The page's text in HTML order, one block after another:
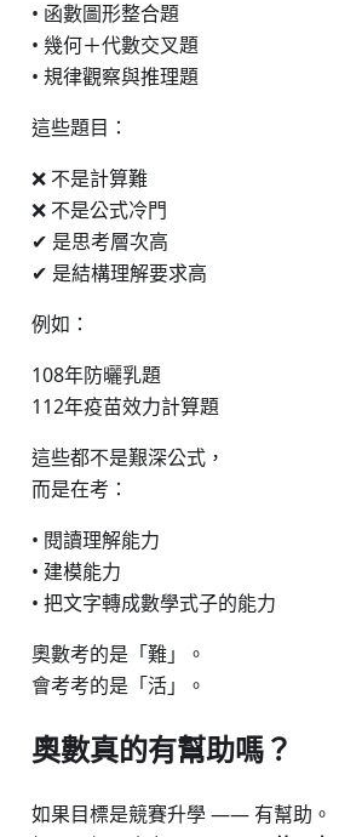
• 函數圖形整合題
• 幾何＋代數交叉題
• 規律觀察與推理題
這些題目：
❌ 不是計算難
❌ 不是公式冷門
✔ 是思考層次高
✔ 是結構理解要求高
例如：
108年防曬乳題
112年疫苗效力計算題
這些都不是艱深公式，
而是在考：
• 閱讀理解能力
• 建模能力
• 把文字轉成數學式子的能力
奧數考的是「難」。
會考考的是「活」。
奧數真的有幫助嗎？
如果目標是競賽升學 —— 有幫助。